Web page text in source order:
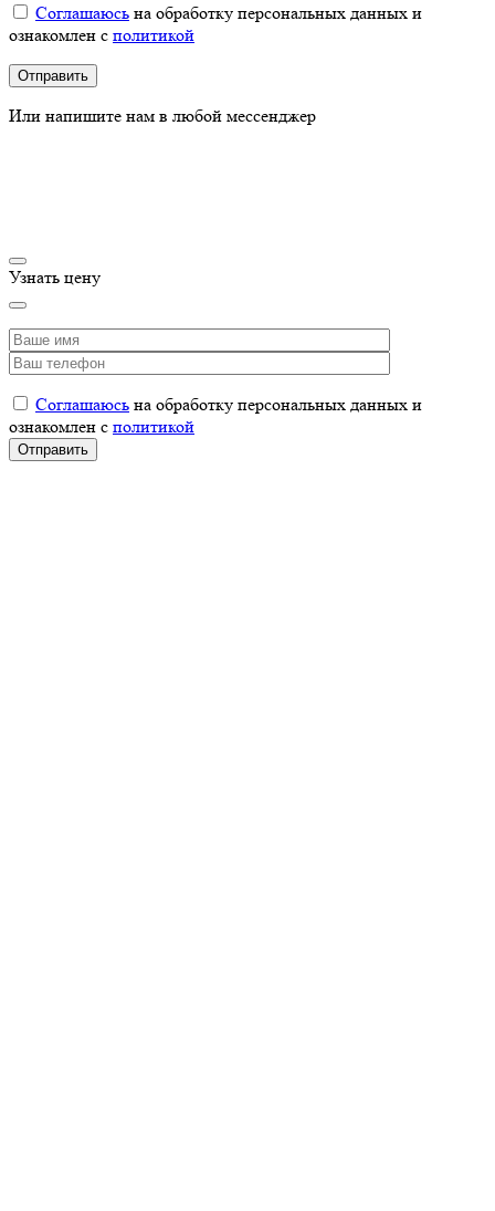
Соглашаюсь на обработку персональных данных и
ознакомлен с политикой
Или напишите нам в любой мессенджер
Узнать цену
Соглашаюсь на обработку персональных данных и
ознакомлен с политикой